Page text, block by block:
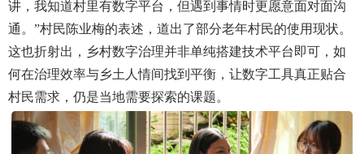
讲，我知道村里有数字平台，但遇到事情时更愿意面对面沟
通。”村民陈业梅的表述，道出了部分老年村民的使用现状。
这也折射出，乡村数字治理并非单纯搭建技术平台即可，如
何在治理效率与乡土人情间找到平衡，让数字工具真正贴合
村民需求，仍是当地需要探索的课题。